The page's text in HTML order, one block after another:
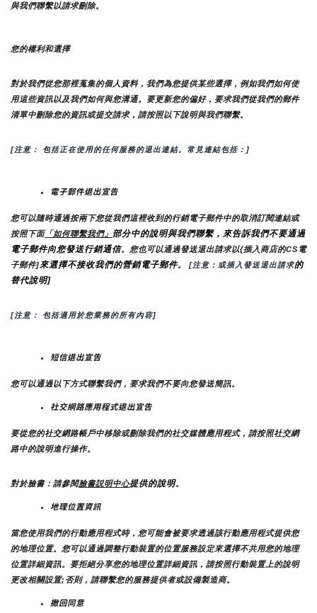
與我們聯繫以請求刪除。
您的權利和選擇
對於我們從您那裡蒐集的個人資料，我們為您提供某些選擇，例如我們如何使
用這些資訊以及我們如何與您溝通。要更新您的偏好，要求我們從我們的郵件
清單中刪除您的資訊或提交請求，請按照以下說明與我們聯繫。
[注意： 包括正在使用的任何服務的退出連結。常見連結包括：]
電子郵件退出宣告
您可以隨時通過按兩下您從我們這裡收到的行銷電子郵件中的取消訂閱連結或
按照下面「如何聯繫我們」 部分中的說明與我們聯繫，來告訴我們不要通過
電子郵件向您發送行銷通信。您也可以通過發送退出請求以{插入商店的CS電
子郵件]來選擇不接收我們的營銷電子郵件。 [注意：或插入發送退出請求的
替代說明]
[注意： 包括適用於您業務的所有內容]
短信退出宣告
您可以通過以下方式聯繫我們，要求我們不要向您發送簡訊。
社交網路應用程式退出宣告
要從您的社交網路帳戶中移除或刪除我們的社交媒體應用程式，請按照社交網
路中的說明進行操作。
對於臉書：請參閱臉書説明中心提供的說明。
地理位置資訊
當您使用我們的行動應用程式時，您可能會被要求透過該行動應用程式提供您
的地理位置。您可以通過調整行動裝置的位置服務設定來選擇不共用您的地理
位置詳細資訊。要拒絕分享您的地理位置詳細資訊，請按照行動裝置上的說明
更改相關設置;否則，請聯繫您的服務提供者或設備製造商。
撤回同意